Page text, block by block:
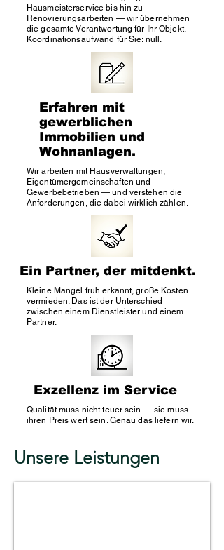
Hausmeisterservice bis hin zu
Renovierungsarbeiten — wir übernehmen
die gesamte Verantwortung für Ihr Objekt.
Koordinationsaufwand für Sie: null.
Erfahren mit
gewerblichen
Immobilien und
Wohnanlagen.
Wir arbeiten mit Hausverwaltungen,
Eigentümergemeinschaften und
Gewerbebetrieben — und verstehen die
Anforderungen, die dabei wirklich zählen.
Ein Partner, der mitdenkt.
Kleine Mängel früh erkannt, große Kosten
vermieden. Das ist der Unterschied
zwischen einem Dienstleister und einem
Partner.
Exzellenz im Service
Qualität muss nicht teuer sein — sie muss
ihren Preis wert sein. Genau das liefern wir.
Unsere Leistungen